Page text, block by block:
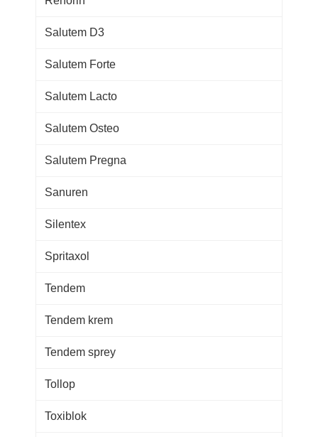
Salutem D3
Salutem Forte
Salutem Lacto
Salutem Osteo
Salutem Pregna
Sanuren
Silentex
Spritaxol
Tendem
Tendem krem
Tendem sprey
Tollop
Toxiblok